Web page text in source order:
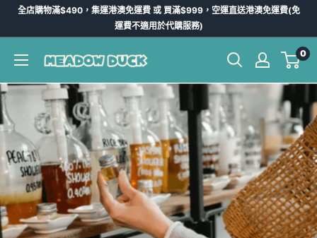
全店購物滿$490，集運港澳免運費 或 買滿$999，空運直送港澳免運費(免
運費不適用於代購服務)
Meadow
-
台
灣
購
0